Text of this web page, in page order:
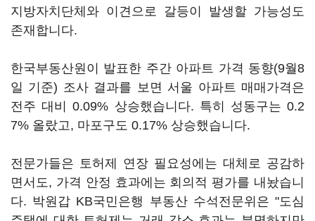
지방자치단체와 이견으로 갈등이 발생할 가능성도
존재합니다.
한국부동산원이 발표한 주간 아파트 가격 동향(9월8
일 기준) 조사 결과를 보면 서울 아파트 매매가격은
전주 대비 0.09% 상승했습니다. 특히 성동구는 0.2
7% 올랐고, 마포구도 0.17% 상승했습니다.
전문가들은 토허제 연장 필요성에는 대체로 공감하
면서도, 가격 안정 효과에는 회의적 평가를 내놨습니
다. 박원갑 KB국민은행 부동산 수석전문위은 "도심